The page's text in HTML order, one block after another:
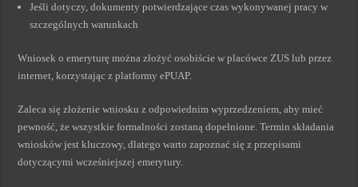
Jeśli dotyczy, dokumenty potwierdzające czas wykonywanej pracy w
szczególnych warunkach
Wniosek o emeryturę można złożyć osobiście w placówce ZUS lub przez
internet, korzystając z platformy ePUAP.
Zaleca się złożenie wniosku z odpowiednim wyprzedzeniem, aby mieć
pewność, że wszystkie formalności zostaną dopełnione. Termin składania
wniosków jest kluczowy, dlatego warto zapoznać się z przepisami
dotyczącymi wcześniejszej emerytury.